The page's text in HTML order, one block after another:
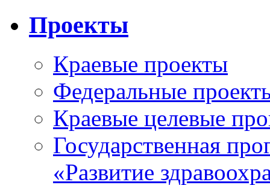
Проекты
Краевые проекты
Федеральные
Краевые целевые
Государственная
«Развитие